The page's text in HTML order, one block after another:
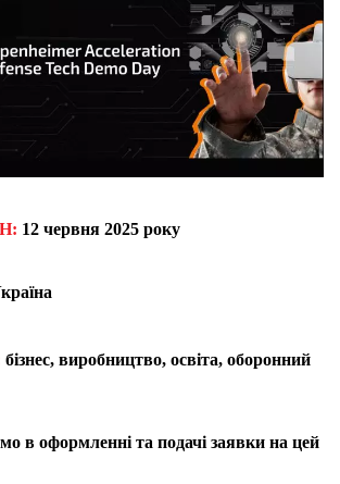
12 червня 2025 року
бізнес, виробництво, освіта, оборонний
в оформленні та подачі заявки на цей